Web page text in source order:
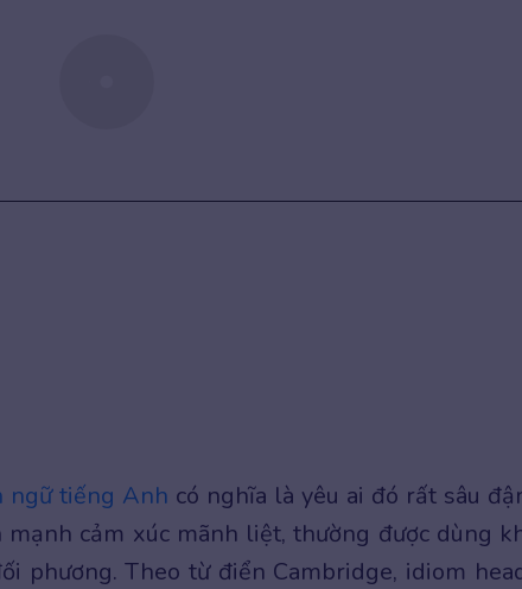
ngữ tiếng Anh có nghĩa là yêu ai đó rất sâu
cảm xúc mãnh liệt, thường được dùng
phương. Theo từ điển Cambridge, idiom